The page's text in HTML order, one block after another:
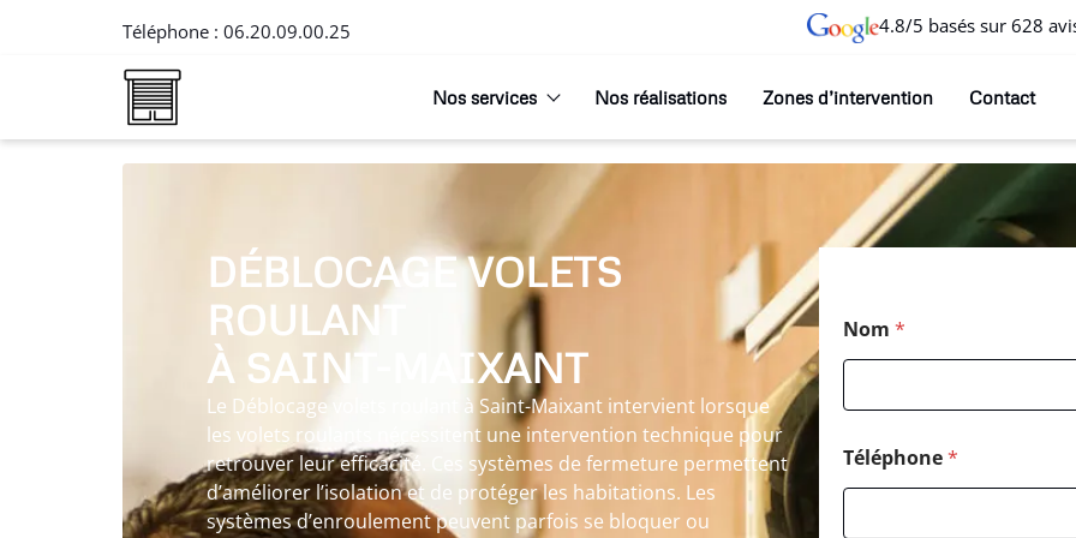
Téléphone : 06.20.09.00.25 4.8/5 basés sur 628
Nos services Nos réalisations Zones d’intervention Contact
DÉBLOCAGE VOLETS
ROULANT
À SAINT-MAIXANT
Le Déblocage volets roulant à Saint-Maixant intervient lorsque
les volets roulants nécessitent une intervention technique pour
retrouver leur efficacité. Ces systèmes de fermeture permettent
d’améliorer l’isolation et de protéger les habitations. Les
systèmes d’enroulement peuvent parfois se bloquer ou
Nom *
Téléphone*